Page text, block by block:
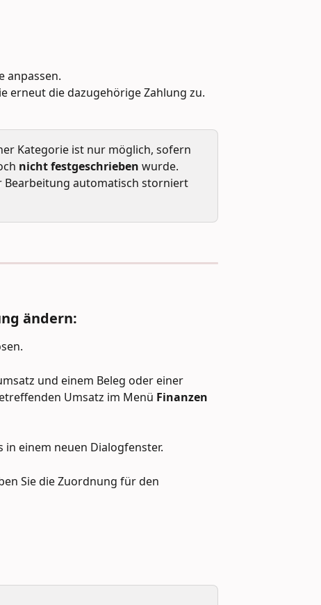
anpassen.
erneut die dazugehörige Zahlung zu.
Kategorie ist nur möglich, sofern
nicht festgeschrieben wurde.
Bearbeitung automatisch storniert
ändern:
und einem Beleg oder einer
Umsatz im Menü Finanzen
einem neuen Dialogfenster.
Sie die Zuordnung für den